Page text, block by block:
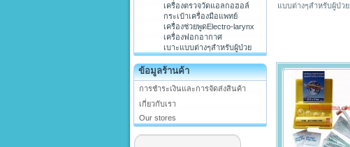
เครื่องตรวจวัดแอลกอฮอล์
กระเป๋าเครื่องมือแพทย์
เครื่องช่วยพูดElectro-larynx
เครื่องฟอกอากาศ
เบาะแบบต่างๆสำหรับผู้ป่วย
ข้อมูลร้านค้า
การชำระเงินและการจัดส่งสินค้า
เกี่ยวกับเรา
Our stores
แบบต่างๆสำหรับผู้ป่วย